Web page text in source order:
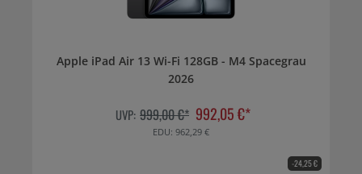
Apple iPad Air 13 Wi-Fi 128GB - M4 Spacegrau
2026
UVP: 999,00 €* 992,05 €*
EDU: 962,29 €
-24,25 €